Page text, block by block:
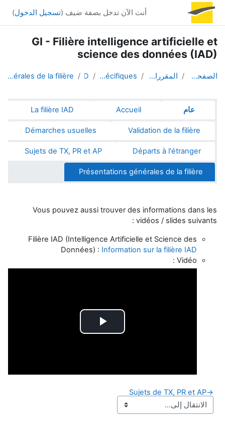
تخطى إلى المحتوى الرئيسي
أنت الآن تدخل بصفة ضيف (تسجيل الدخول)
GI - Filière intelligence artificielle et
science des données (IAD)
الصفحة الرئيسية المقررات الدراسية Parcours spécifiques
IAD
Présentations générales de la filière
الخطوط العريضة للقسم
عام Accueil
La filière IAD
Validation de la filière
Démarches usuelles
Départs à l'étranger
Sujets de TX, PR et AP
Présentations générales de la filière
Vous pouvez aussi trouver des informations dans les
vidéos / slides suivants :
Filière IAD (Intelligence Artificielle et Science des
Données) : Information sur la filière IAD
Vidéo :
تشغيل
→
Sujets de TX, PR et AP